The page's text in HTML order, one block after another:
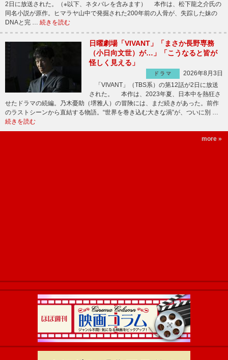
2日に放送された。（※以下、ネタバレを含みます） 本作は、松下龍之介氏の
同名小説が原作。ヒマラヤ山中で発掘された200年前の人骨が、失踪した妹の
DNAと完 … 続きを読む
日曜劇場「VIVANT」「まさか長野専務
（小日向文世）が…」「こうなると皆が
怪しく見える」
ドラマ
2026年8月3日
「VIVANT」（TBS系）の第12話が2日に放送
された。 本作は、2023年夏、日本中を熱狂さ
せたドラマの続編。乃木憂助（堺雅人）の冒険には、まだ続きがあった。前作
のラストシーンから直結する物語。“世界を巻き込む大きな渦”が、ついに別 …
続きを読む
more »